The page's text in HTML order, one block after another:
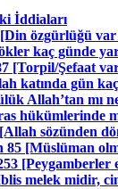
İddiaları
özgürlüğü var
kaç günde
[Torpil/Şefaat
katında gün
Allah’tan mı
hükümlerinde
sözünden
[Müslüman
[Peygamberler
melek midir,